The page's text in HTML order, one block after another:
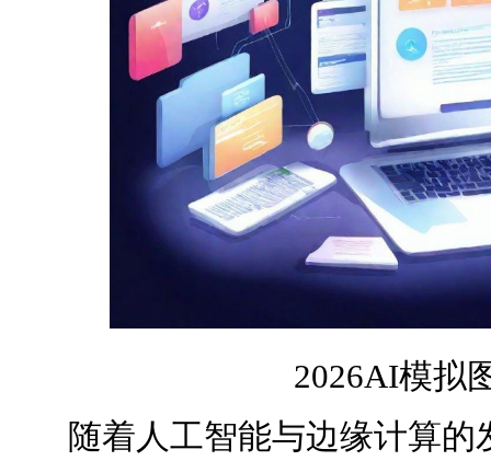
2026AI模拟
随着人工智能与边缘计算的